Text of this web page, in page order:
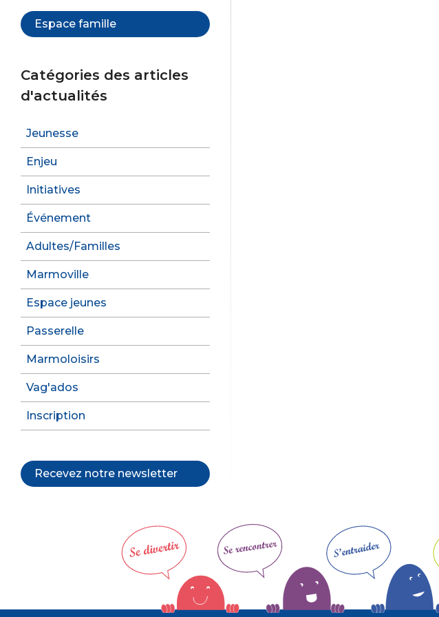
Espace famille
Catégories des articles
d'actualités
Jeunesse
Enjeu
Initiatives
Événement
Adultes/Familles
Marmoville
Espace jeunes
Passerelle
Marmoloisirs
Vag'ados
Inscription
Recevez notre newsletter